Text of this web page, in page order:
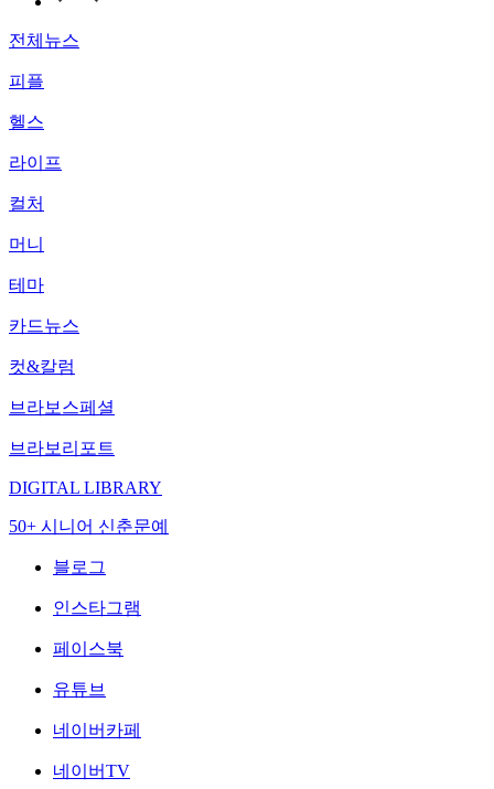
전체뉴스
피플
헬스
라이프
컬처
머니
테마
카드뉴스
컷&칼럼
브라보스페셜
브라보리포트
DIGITAL LIBRARY
50+ 시니어 신춘문예
블로그
인스타그램
페이스북
유튜브
네이버카페
네이버TV